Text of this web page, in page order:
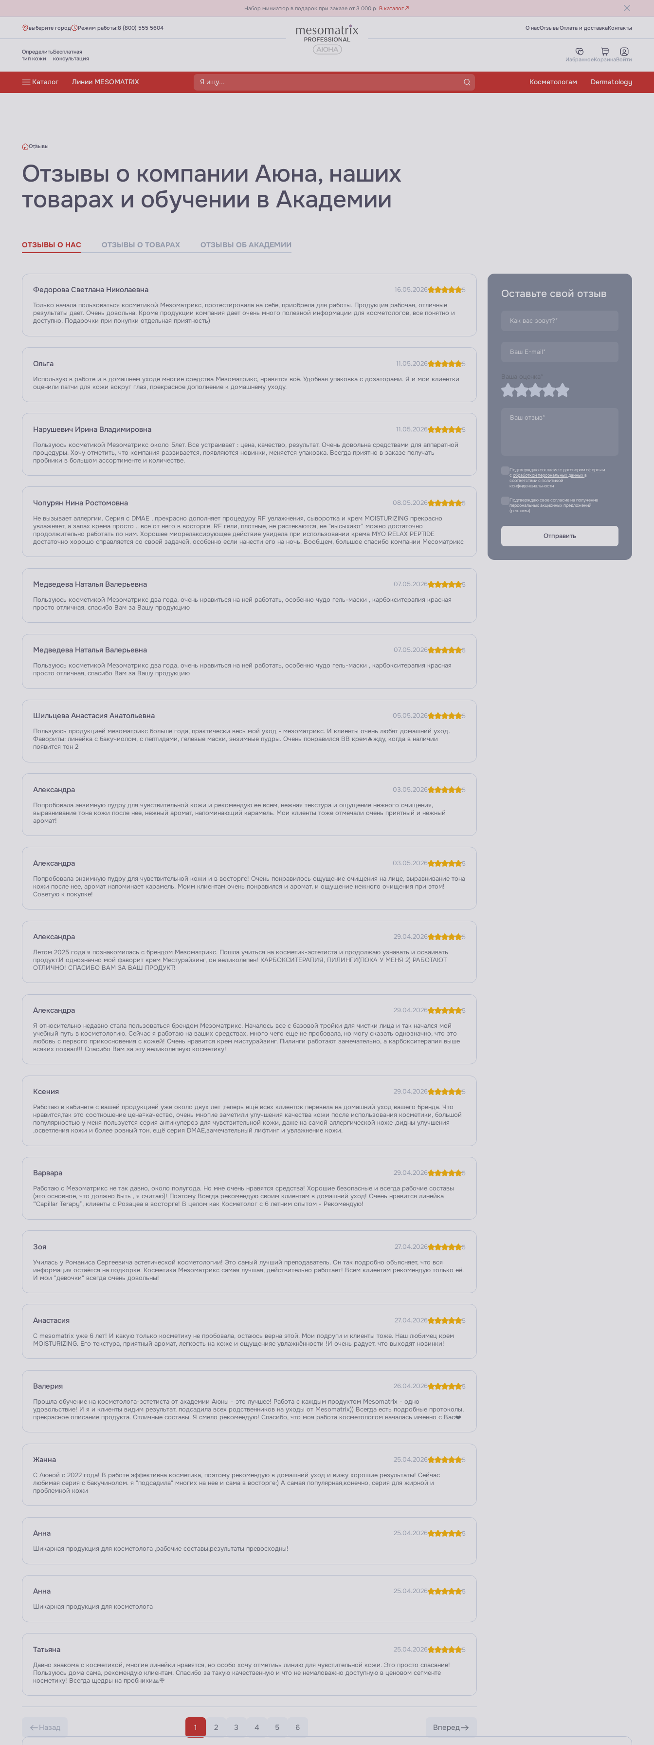
Набор миниатюр в подарок при заказе от 3 000 р. В каталог
выберите город Режим работы:8 (800) 555 5604 О насОтзывыОплата и доставкаКонтакты
Определить
тип кожи
Бесплатная
консультация
ИзбранноеКорзинаВойти
Каталог Линии MESOMATRIX Косметологам Dermatology
Отзывы
Отзывы о косметике MESOMATRIX, АЮНА, косметологических аппаратах
Отзывы о компании Аюна, наших
товарах и обучении в Академии
ОТЗЫВЫ О НАС ОТЗЫВЫ О ТОВАРАХ ОТЗЫВЫ ОБ АКАДЕМИИ
5
Федорова Светлана Николаевна
16.05.2026
Только начала пользоваться косметикой Мезоматрикс, протестировала на себе, приобрела для работы. Продукция рабочая, отличные
результаты дает. Очень довольна. Кроме продукции компания дает очень много полезной информации для косметологов, все понятно и
доступно. Подарочки при покупки отдельная приятность)
5
Ольга
11.05.2026
Использую в работе и в домашнем уходе многие средства Мезоматрикс, нравятся всё. Удобная упаковка с дозаторами. Я и мои клиентки
оценили патчи для кожи вокруг глаз, прекрасное дополнение к домашнему уходу.
5
Нарушевич Ирина Владимировна
11.05.2026
Пользуюсь косметикой Мезоматрикс около 5лет. Все устраивает : цена, качество, результат. Очень довольна средствами для аппаратной
процедуры. Хочу отметить, что компания развивается, появляются новинки, меняется упаковка. Всегда приятно в заказе получать
пробники в большом ассортименте и количестве.
5
Чопурян Нина Ростомовна
08.05.2026
Не вызывает аллергии. Серия с DMAE , прекрасно дополняет процедуру RF увлажнения, сыворотка и крем MOISTURIZING прекрасно
увлажняет, а запах крема просто .. все от него в восторге. RF гели, плотные, не растекаются, не "высыхают" можно достаточно
продолжительно работать по ним. Хорошее миорелаксирующее действие увидела при использовании крема MYO RELAX PEPTIDE
достаточно хорошо справляется со своей задачей, особенно если нанести его на ночь. Вообщем, большое спасибо компании Месоматрикс
5
Медведева Наталья Валерьевна
07.05.2026
Пользуюсь косметикой Мезоматрикс два года, очень нравиться на ней работать, особенно чудо гель-маски , карбокситерапия красная
просто отличная, спасибо Вам за Вашу продукцию
5
Медведева Наталья Валерьевна
07.05.2026
Пользуюсь косметикой Мезоматрикс два года, очень нравиться на ней работать, особенно чудо гель-маски , карбокситерапия красная
просто отличная, спасибо Вам за Вашу продукцию
5
Шильцева Анастасия Анатольевна
05.05.2026
Пользуюсь продукцией мезоматрикс больше года, практически весь мой уход - мезоматрикс. И клиенты очень любят домашний уход.
Фавориты: линейка с бакучиолом, с пептидами, гелевые маски, энзимные пудры. Очень понравился BB крем🔥жду, когда в наличии
появится тон 2
5
Александра
03.05.2026
Попробовала энзимную пудру для чувствительной кожи и рекомендую ее всем, нежная текстура и ощущение нежного очищения,
выравнивание тона кожи после нее, нежный аромат, напоминающий карамель. Мои клиенты тоже отмечали очень приятный и нежный
аромат!
5
Александра
03.05.2026
Попробовала энзимную пудру для чувствительной кожи и в восторге! Очень понравилось ощущение очищения на лице, выравнивание тона
кожи после нее, аромат напоминает карамель. Моим клиентам очень понравился и аромат, и ощущение нежного очищения при этом!
Советую к покупке!
5
Александра
29.04.2026
Летом 2025 года я познакомилась с брендом Мезоматрикс. Пошла учиться на косметик-эстетиста и продолжаю узнавать и осваивать
продукт.И однозначно мой фаворит крем Местурайзинг, он великолепен! КАРБОКСИТЕРАПИЯ, ПИЛИНГИ(ПОКА У МЕНЯ 2) РАБОТАЮТ
ОТЛИЧНО! СПАСИБО ВАМ ЗА ВАШ ПРОДУКТ!
5
Александра
29.04.2026
Я относительно недавно стала пользоваться брендом Мезоматрикс. Началось все с базовой тройки для чистки лица и так начался мой
учебный путь в косметологию. Сейчас я работаю на ваших средствах, много чего еще не пробовала, но могу сказать однозначно, что это
любовь с первого прикосновения с кожей! Очень нравится крем мистурайзинг. Пилинги работают замечательно, а карбокситерапия выше
всяких похвал!!! Спасибо Вам за эту великолепную косметику!
5
Ксения
29.04.2026
Работаю в кабинете с вашей продукцией уже около двух лет ,теперь ещё всех клиенток перевела на домашний уход вашего бренда. Что
нравится,так это соотношение цена=качество, очень многие заметили улучшения качества кожи после использования косметики, большой
популярностью у меня пользуется серия антикупероз для чувствительной кожи, даже на самой аллергической коже ,видны улучшения
,осветления кожи и более ровный тон, ещё серия DMAE,замечательный лифтинг и увлажнение кожи.
5
Варвара
29.04.2026
Работаю с Мезоматрикс не так давно, около полугода. Но мне очень нравятся средства! Хорошие безопасные и всегда рабочие составы
(это основное, что должно быть , я считаю)! Поэтому Всегда рекомендую своим клиентам в домашний уход! Очень нравится линейка
“Capillar Terapy”, клиенты с Розацеа в восторге! В целом как Косметолог с 6 летним опытом - Рекомендую!
5
Зоя
27.04.2026
Училась у Романиса Сергеевича эстетической косметологии! Это самый лучший преподаватель. Он так подробно объясняет, что вся
информация остаётся на подкорке. Косметика Мезоматрикс самая лучшая, действительно работает! Всем клиентам рекомендую только её.
И мои "девочки" всегда очень довольны!
5
Анастасия
27.04.2026
С mesomatrix уже 6 лет! И какую только косметику не пробовала, остаюсь верна этой. Мои подруги и клиенты тоже. Наш любимец крем
MOISTURIZING. Его текстура, приятный аромат, легкость на коже и ощущенияе увлажнённости !И очень радует, что выходят новинки!
5
Валерия
26.04.2026
Прошла обучение на косметолога-эстетиста от академии Аюны - это лучшее! Работа с каждым продуктом Mesomatrix - одно
удовольствие! И я и клиенты видим результат, подсадила всех родственников на уходы от Mesomatrix)) Всегда есть подробные протоколы,
прекрасное описание продукта. Отличные составы. Я смело рекомендую! Спасибо, что моя работа косметологом началась именно с Вас❤️
5
Жанна
25.04.2026
С Аюной с 2022 года! В работе эффективна косметика, поэтому рекомендую в домашний уход и вижу хорошие результаты! Сейчас
любимая серия с бакучинолом. я "подсадила" многих на нее и сама в восторге:) А самая популярная,конечно, серия для жирной и
проблемной кожи
5
Анна
25.04.2026
Шикарная продукция для косметолога ,рабочие составы,результаты превосходны!
5
Анна
25.04.2026
Шикарная продукция для косметолога
5
Татьяна
25.04.2026
Давно знакома с косметикой, многие линейки нравятся, но особо хочу отметиьь линию для чувстительной кожи. Это просто спасание!
Пользуюсь дома сама, рекомендую клиентам. Спасибо за такую качественную и что не немаловажно доступную в ценовом сегменте
косметику! Всегда щедры на пробники🙏🌹
Назад 1 2 3 4 5 6 Вперед
Оставьте свой отзыв
Ваша оценка*
Подтверждаю согласие сдоговором офертыи
собработкой персональных данныхв
соответствии с политикой
конфиденциальности
Подтверждаю свое согласие на получение
персональных акционных предложений
(рекламы)
Отправить